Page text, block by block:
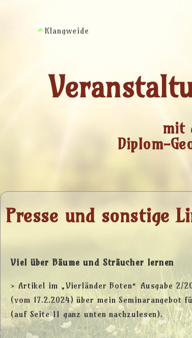
mit
Diplom-
Presse und sonstige
Viel über Bäume und Sträucher lernen
> Artikel im „Vierländer Boten“ Ausgabe 2/
(vom 17.2.2024) über mein Seminarangebot
(auf Seite 11 ganz unten nachzulesen).